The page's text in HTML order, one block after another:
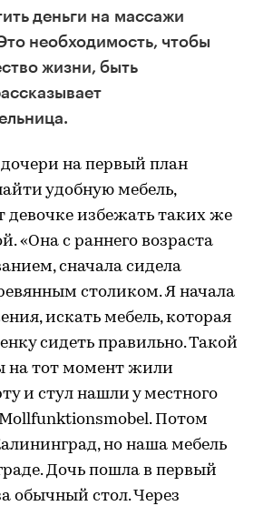
деньги на массажи
необходимость, чтобы
жизни, быть
на первый план
удобную мебель,
девочке избежать таких же
«Она с раннего возраста
сначала сидела
столиком. Я начала
искать мебель, которая
сидеть правильно. Такой
на тот момент жили
и стул нашли у местного
Потом
но наша мебель
Дочь пошла в первый
обычный стол. Через